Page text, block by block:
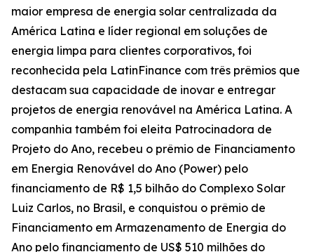
maior empresa de energia solar centralizada da
América Latina e líder regional em soluções de
energia limpa para clientes corporativos, foi
reconhecida pela LatinFinance com três prêmios que
destacam sua capacidade de inovar e entregar
projetos de energia renovável na América Latina. A
companhia também foi eleita Patrocinadora de
Projeto do Ano, recebeu o prêmio de Financiamento
em Energia Renovável do Ano (Power) pelo
financiamento de R$ 1,5 bilhão do Complexo Solar
Luiz Carlos, no Brasil, e conquistou o prêmio de
Financiamento em Armazenamento de Energia do
Ano pelo financiamento de US$ 510 milhões do